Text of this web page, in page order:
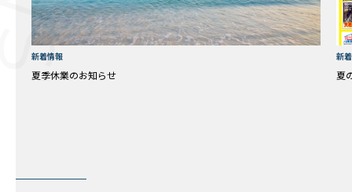
新着情報
夏季休業のお知らせ
新
夏